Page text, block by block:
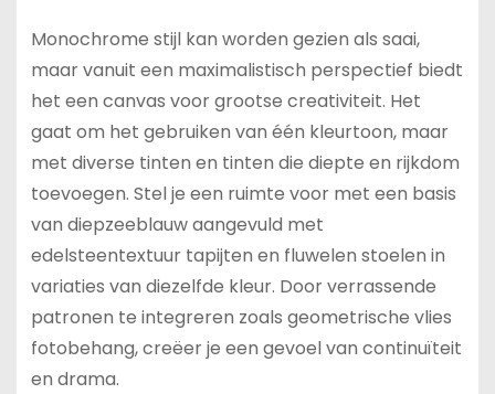
Monochrome stijl kan worden gezien als saai,
maar vanuit een maximalistisch perspectief biedt
het een canvas voor grootse creativiteit. Het
gaat om het gebruiken van één kleurtoon, maar
met diverse tinten en tinten die diepte en rijkdom
toevoegen. Stel je een ruimte voor met een basis
van diepzeeblauw aangevuld met
edelsteentextuur tapijten en fluwelen stoelen in
variaties van diezelfde kleur. Door verrassende
patronen te integreren zoals geometrische vlies
fotobehang, creëer je een gevoel van continuïteit
en drama.